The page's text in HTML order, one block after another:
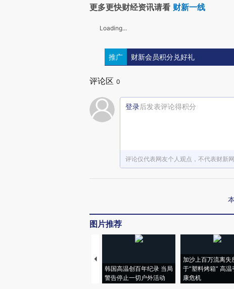
更多更快财经资讯请看 财新一线
Loading...
推广 财新会员积分兑好礼
评论区 0
登录后发表评论得积分
评论仅代表网友个人观点，不代表财新
图片推荐
韩国高温创百年纪录 当局
警告停止一切户外活动
加沙上百万流离失
于“塑料烤箱” 高温
康危机